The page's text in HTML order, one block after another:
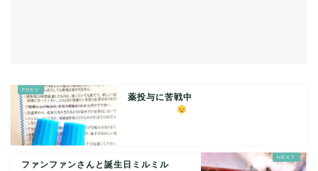
薬投与に苦戦中
ファンファンさんと誕生日ミルミル